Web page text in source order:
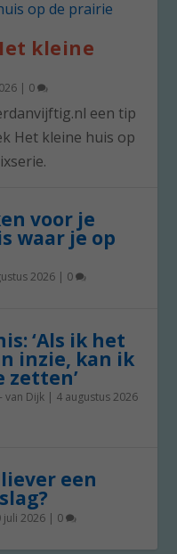
kleine
| 0
een tip
Het kleine huis op
voor je
waar je op
2026 | 0
‘Als ik het
inzie, kan ik
zetten’
van Dijk | 4 augustus 2026
een
juli 2026 | 0